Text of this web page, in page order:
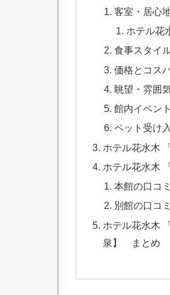
客室・居心
ホテル花
食事スタイ
価格とコス
眺望・雰囲
館内イベン
ペット受け
ホテル花水木
ホテル花水木
本館の口コ
別館の口コ
ホテル花水木
泉】 まとめ